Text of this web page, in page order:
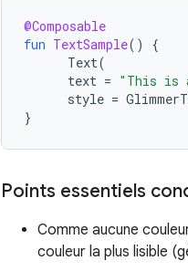
@Composable
fun TextSample()
{
Text(
text = "This is
style =
}
Points essentiels
Comme aucune
couleur la plus lisible